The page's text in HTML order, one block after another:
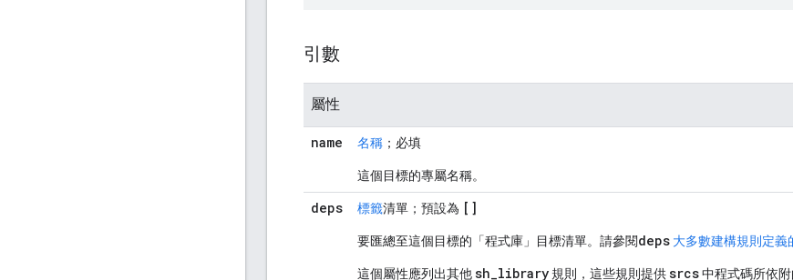
引數
屬性
name 名稱 ；必填
這個目標的專屬名稱。
deps 標籤清單；預設為 []
要匯總至這個目標的「程式庫」目標清單。請參閱deps 大多數建構規則定義
這個屬性應列出其他sh_library 規則，這些規則提供srcs中程式碼所依